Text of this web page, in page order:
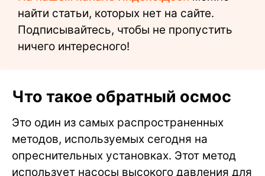
найти статьи, которых нет на сайте.
Подписывайтесь, чтобы не пропустить
ничего интересного!
Что такое обратный осмос
Это один из самых распространенных
методов, используемых сегодня на
опреснительных установках. Этот метод
использует насосы высокого давления для